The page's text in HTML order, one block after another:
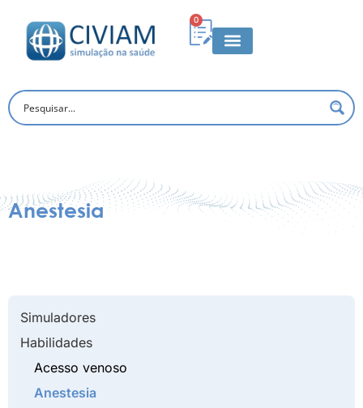
0
Anestesia
Simuladores
Habilidades
Acesso venoso
Anestesia